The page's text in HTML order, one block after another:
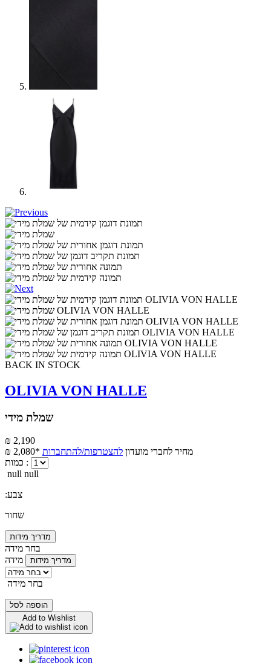
BACK IN STOCK
OLIVIA VON HALLE
שמלת מידי
₪ 2,190
₪ 2,080*
מחיר לחברי מועדון להצטרפות/להתחברות
כמות :
null null
:צבע
שחור
מדריך מידות
בחר מידה
מידה
מדריך מידות
בחר מידה
הוספה לסל
Add to Wishlist